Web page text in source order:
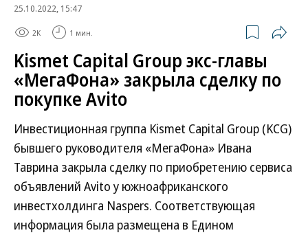
25.10.2022, 15:47
2K 1 мин.
Kismet Capital Group экс-главы
«МегаФона» закрыла сделку по
покупке Avito
Инвестиционная группа Kismet Capital Group (KCG)
бывшего руководителя «МегаФона» Ивана
Таврина закрыла сделку по приобретению сервиса
объявлений Avito у южноафриканского
инвестхолдинга Naspers. Соответствующая
информация была размещена в Едином